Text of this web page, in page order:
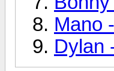
Mano
Dylan